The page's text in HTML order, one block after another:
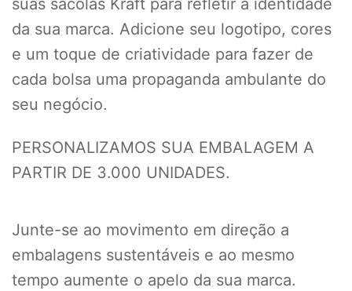
da sua marca. Adicione seu logotipo, cores
e um toque de criatividade para fazer de
cada bolsa uma propaganda ambulante do
seu negócio.
PERSONALIZAMOS SUA EMBALAGEM A
PARTIR DE 3.000 UNIDADES.
Junte-se ao movimento em direção a
embalagens sustentáveis e ao mesmo
tempo aumente o apelo da sua marca.